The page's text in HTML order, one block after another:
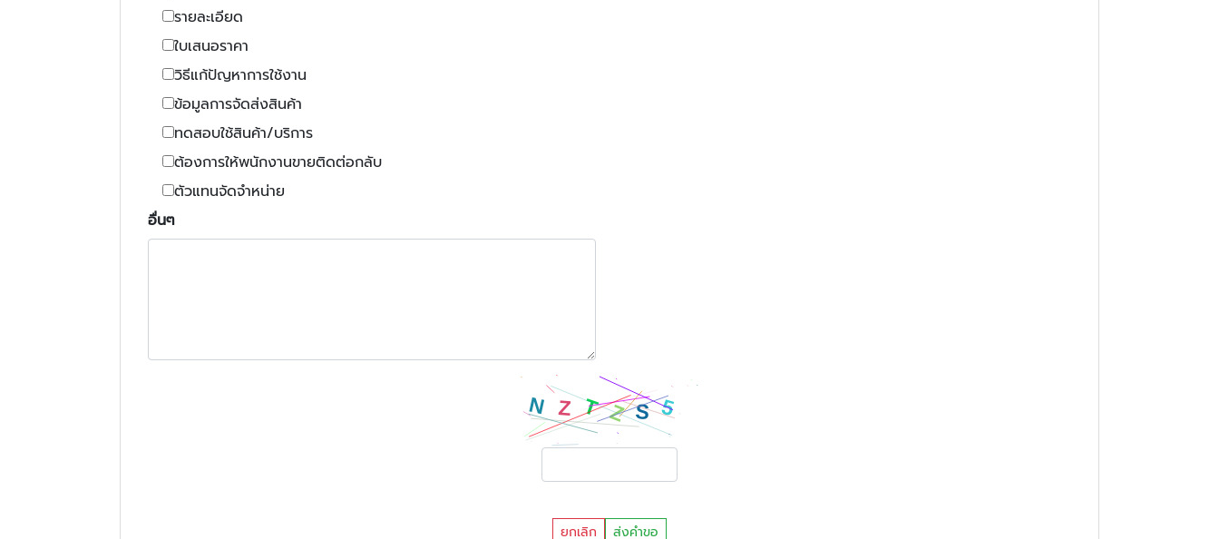
รายละเอียด
ใบเสนอราคา
วิธีแก้ปัญหาการใช้งาน
ข้อมูลการจัดส่งสินค้า
ทดสอบใช้สินค้า/บริการ
ต้องการให้พนักงานขายติดต่อกลับ
ตัวแทนจัดจำหน่าย
อื่นๆ
ยกเลิก ส่งคำขอ